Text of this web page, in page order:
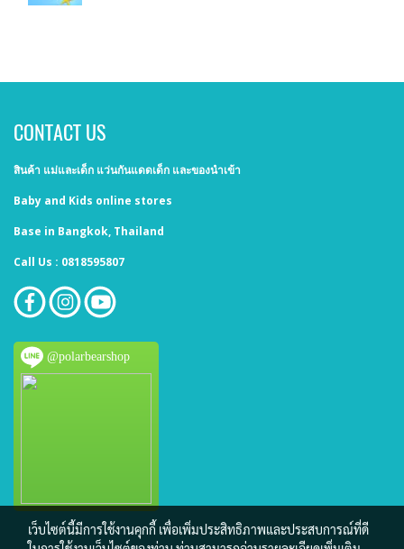
CONTACT US
สินค้า แม่และเด็ก แว่นกันแดดเด็ก และของนำเข้า
Baby and Kids online stores
Base in Bangkok, Thailand
Call Us : 0818595807
@polarbearshop
เว็บไซต์นี้มีการใช้งานคุกกี้ เพื่อเพิ่มประสิทธิภาพและประสบการณ์ที่ดี